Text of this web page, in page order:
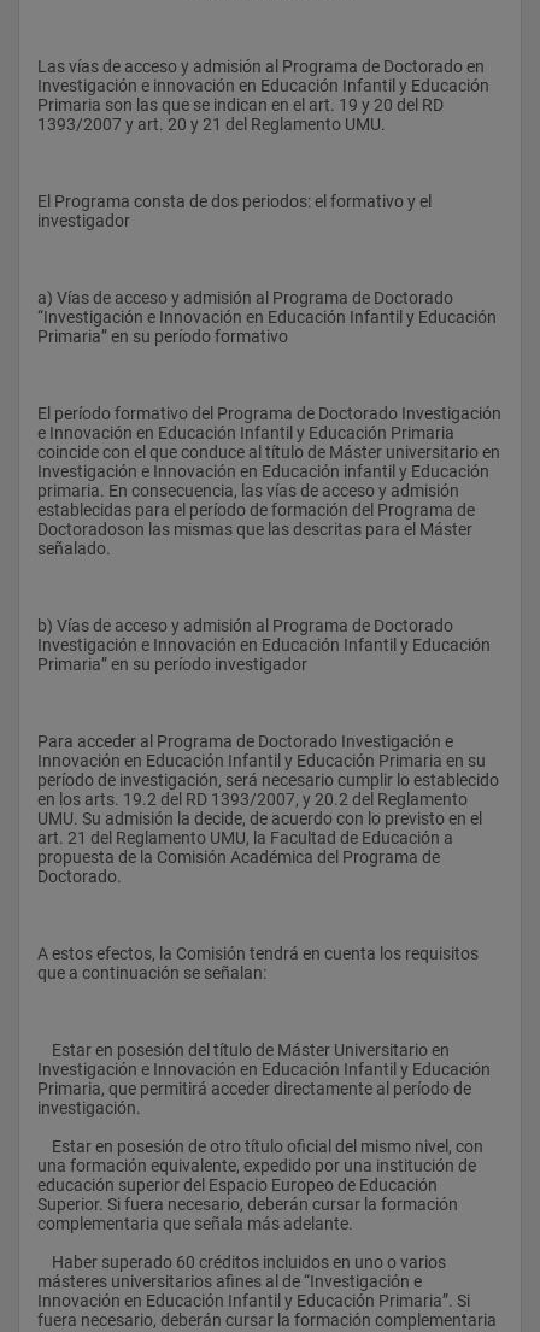
- diseño, aplicación y evaluación de propuestas de enseñanza
para la educación musical en educación infantil y primaria
- formación del maestro en el ámbito de la educación musical
- lenguaje escrito y desarrollo de hábitos lectores en educación
primaria
primaria
- promoción de la lectura y educación intercultural en
educación primaria
primaria
-interactividad y enseñanza y aprendizaje en el aula de
primaria.
-la enseñanza y el aprendizaje de la pronunciación del inglés en
primaria.
-la investigación-acción de segundas lenguas en el aula de
-el portafolios docente del maestro de inglés como cauce de
desarrollo profesional.
-la fraseología francesa y su didáctica en educación primaria
-la enseñanza de la lengua francesa a través de la cultura y la
literatura infantil en educación primaria
-metodología del error en el francés de primaria
- diseño, aplicación y evaluación de propuestas de enseñanza
para las cc sociales para educación infantil y primaria
- formación de maestros en el ámbito de las cc. Sociales
en la educación infantil y primaria
- diseño, aplicación y evaluación de propuestas de enseñanza
para las matemáticas para educación infantil y primaria
- formación de maestros en el ámbito de las matemáticas
- análisis y desarrollo curricular en el ámbito de las
matemáticas en la educación infantil y primaria
- el carácter acumulativo de las dificultades del aprendizaje en
educación primaria: seguimiento y análisis de historias de vida
de los estudiantes.
- la repetición escolar en educación primaria: decisiones,
Las vías de acceso y admisión al Programa de Doctorado en
Investigación e innovación en Educación Infantil y Educación
Primaria son las que se indican en el art. 19 y 20 del RD
1393/2007 y art. 20 y 21 del Reglamento UMU.
El Programa consta de dos periodos: el formativo y el
investigador
a) Vías de acceso y admisión al Programa de Doctorado
“Investigación e Innovación en Educación Infantil y Educación
Primaria” en su período formativo
El período formativo del Programa de Doctorado Investigación
e Innovación en Educación Infantil y Educación Primaria
coincide con el que conduce al título de Máster universitario en
Investigación e Innovación en Educación infantil y Educación
primaria. En consecuencia, las vías de acceso y admisión
establecidas para el período de formación del Programa de
Doctoradoson las mismas que las descritas para el Máster
señalado.
b) Vías de acceso y admisión al Programa de Doctorado
Investigación e Innovación en Educación Infantil y Educación
Primaria” en su período investigador
Para acceder al Programa de Doctorado Investigación e
Innovación en Educación Infantil y Educación Primaria en su
período de investigación, será necesario cumplir lo establecido
en los arts. 19.2 del RD 1393/2007, y 20.2 del Reglamento
UMU. Su admisión la decide, de acuerdo con lo previsto en el
art. 21 del Reglamento UMU, la Facultad de Educación a
propuesta de la Comisión Académica del Programa de
Doctorado.
A estos efectos, la Comisión tendrá en cuenta los requisitos
que a continuación se señalan:
Investigación e Innovación en Educación Infantil y Educación
Primaria, que permitirá acceder directamente al período de
investigación.
una formación equivalente, expedido por una institución de
educación superior del Espacio Europeo de Educación
Superior. Si fuera necesario, deberán cursar la formación
complementaria que señala más adelante.
másteres universitarios afines al de “Investigación e
Innovación en Educación Infantil y Educación Primaria”. Si
fuera necesario, deberán cursar la formación complementaria